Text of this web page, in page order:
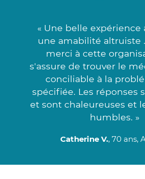
« Une belle expérience
une amabilité altruiste
merci à cette
s'assure de trouver le
conciliable à la
spécifiée. Les réponses
et sont chaleureuses et
humbles. »
Catherine V., 70 ans,